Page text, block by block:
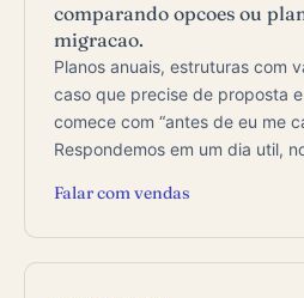
comparando opcoes ou
migracao.
Planos anuais, estruturas com
caso que precise de proposta
comece com “antes de eu me
Respondemos em um dia util,
Falar com vendas